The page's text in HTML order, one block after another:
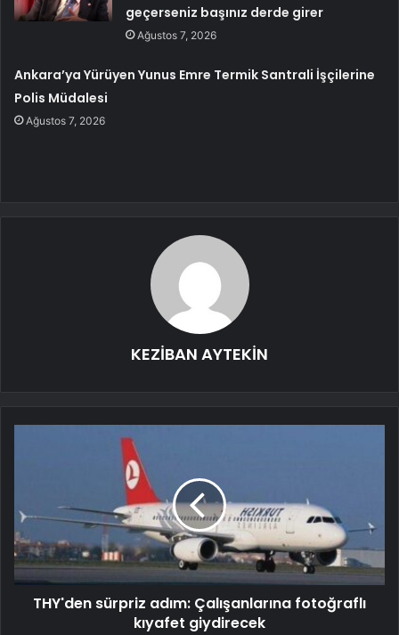
geçerseniz başınız derde girer
Ağustos 7, 2026
Ankara’ya Yürüyen Yunus Emre Termik Santrali İşçilerine
Polis Müdalesi
Ağustos 7, 2026
KEZİBAN AYTEKİN
THY'den sürpriz adım: Çalışanlarına fotoğraflı
kıyafet giydirecek